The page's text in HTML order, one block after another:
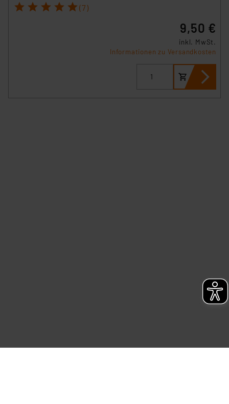
1 2 3 4 5 (7)
9,50 €
inkl. MwSt.
Informationen zu Versandkosten